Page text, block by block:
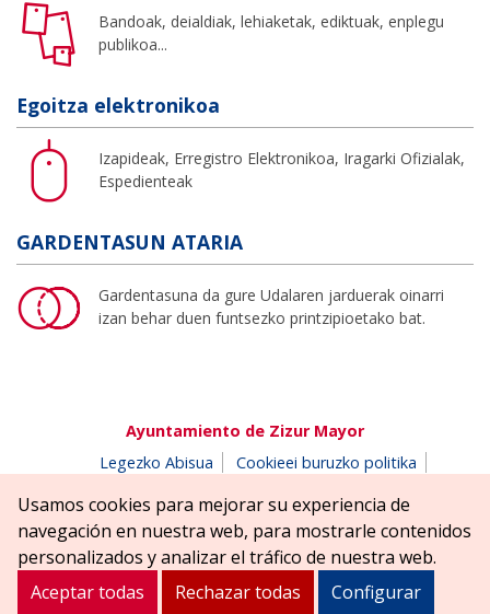
Bandoak, deialdiak, lehiaketak, ediktuak, enplegu
publikoa...
Egoitza elektronikoa
Izapideak, Erregistro Elektronikoa, Iragarki Ofizialak,
Espedienteak
GARDENTASUN ATARIA
Gardentasuna da gure Udalaren jarduerak oinarri
izan behar duen funtsezko printzipioetako bat.
Ayuntamiento de Zizur Mayor
Legezko Abisua
Cookieei buruzko politika
Salaketen postontzia
Erreniega parkea, z/g | 31180 Zizur Nagusia (NAFARROA)
Tel. 948 181900
ayuntamiento@zizurmayor.es
Usamos cookies para mejorar su experiencia de
navegación en nuestra web, para mostrarle contenidos
personalizados y analizar el tráfico de nuestra web.
Aceptar todas
Rechazar todas Configurar